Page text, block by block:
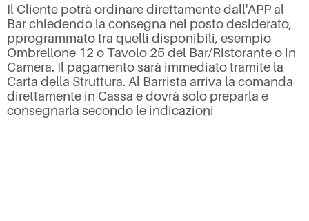
Il Cliente potrà ordinare direttamente dall'APP al
Bar chiedendo la consegna nel posto desiderato,
pprogrammato tra quelli disponibili, esempio
Ombrellone 12 o Tavolo 25 del Bar/Ristorante o in
Camera. Il pagamento sarà immediato tramite la
Carta della Struttura. Al Barrista arriva la comanda
direttamente in Cassa e dovrà solo preparla e
consegnarla secondo le indicazioni